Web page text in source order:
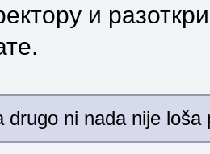
и
drugo ni nada nije loša